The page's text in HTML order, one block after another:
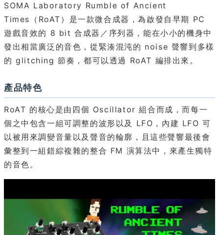
SOMA Laboratory Rumble of Ancient
Times（RoAT）是一款微合成器，為啟發自早期 PC
遊戲音效的 8 bit 合成器／序列器，能在小小的機身中
發出相當廣泛的音色，從緊湊混沌的 noise 聲響到多樣
的 glitching 節奏，都可以透過 RoAT 編排出來。
產品特色
RoAT 的核心是由四個 Oscillator 組合而成，而每一
個之中包含一組可調整的波形以及 LFO，內建 LFO 可
以被用來調變音量以及聲音的輪廓，且這些聲響最後會
彙整到一組錯綜複雜的整合 FM 演算法中，來產生獨特
的音色。